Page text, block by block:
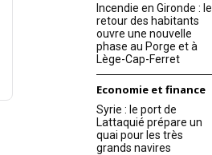
Incendie en Gironde : le
retour des habitants
ouvre une nouvelle
phase au Porge et à
Lège-Cap-Ferret
Economie et finance
Syrie : le port de
Lattaquié prépare un
quai pour les très
grands navires